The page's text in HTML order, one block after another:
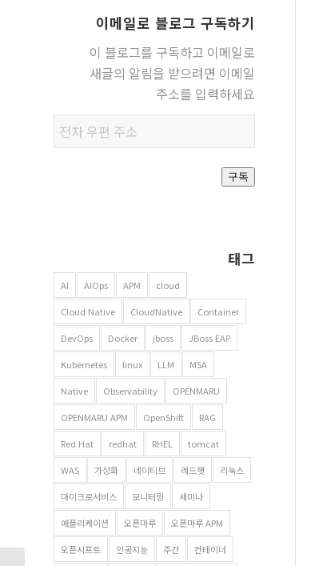
이메일로 블로그 구독하기
이 블로그를 구독하고 이메일로
새글의 알림을 받으려면 이메일
주소를 입력하세요
우편
주소
구독
태그
AI AIOps APM cloud
Cloud Native CloudNative Container
DevOps Docker jboss JBoss EAP
Kubernetes linux LLM MSA
Native Observability OPENMARU
OPENMARU APM OpenShift RAG
Red Hat redhat RHEL tomcat
WAS 가상화 네이티브 레드햇 리눅스
마이크로서비스 모니터링 세미나
애플리케이션 오픈마루 오픈마루 APM
오픈시프트 인공지능 주간 컨테이너